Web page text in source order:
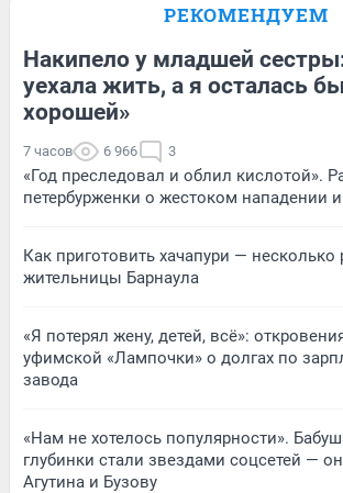
РЕКОМЕНДУЕМ
Накипело у младшей
уехала жить, а я осталась
хорошей»
7 часов 6 966 3
«Год преследовал и облил кислотой».
петербурженки о жестоком нападении
Как приготовить хачапури — несколько
жительницы Барнаула
«Я потерял жену, детей, всё»:
уфимской «Лампочки» о долгах по
завода
«Нам не хотелось популярности».
глубинки стали звездами соцсетей —
Агутина и Бузову